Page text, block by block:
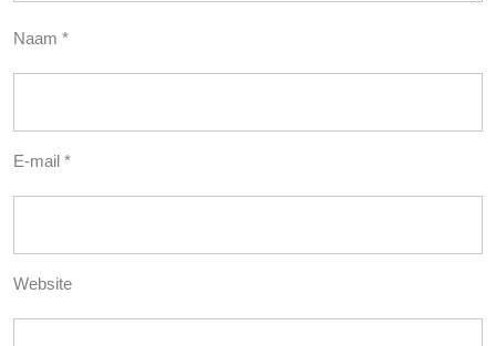
Naam *
E-mail *
Website